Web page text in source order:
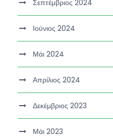
Σεπτέμβριος 2024
Ιούνιος 2024
Μάι 2024
Απρίλιος 2024
Δεκέμβριος 2023
Μάι 2023